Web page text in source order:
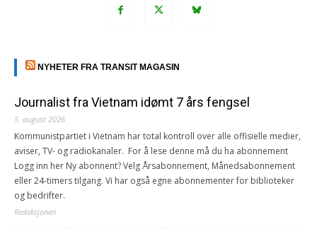
NYHETER FRA TRANSIT MAGASIN
Journalist fra Vietnam idømt 7 års fengsel
5. august 2026
Kommunistpartiet i Vietnam har total kontroll over alle offisielle medier,
aviser, TV- og radiokanaler. For å lese denne må du ha abonnement
Logg inn her Ny abonnent? Velg Årsabonnement, Månedsabonnement
eller 24-timers tilgang. Vi har også egne abonnementer for biblioteker
og bedrifter.
Redaksjonen